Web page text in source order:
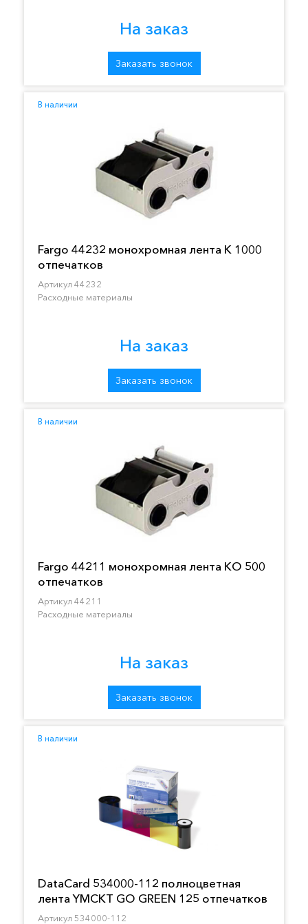
На заказ
Заказать звонок
В наличии
Fargo 44232 монохромная лента K 1000
отпечатков
Артикул 44232
Расходные материалы
На заказ
Заказать звонок
В наличии
Fargo 44211 монохромная лента KO 500
отпечатков
Артикул 44211
Расходные материалы
На заказ
Заказать звонок
В наличии
DataCard 534000-112 полноцветная
лента YMCKT GO GREEN 125 отпечатков
Артикул 534000-112